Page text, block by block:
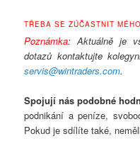
TŘEBA SE ZÚČASTNIT
Poznámka: Aktuálně je
dotazů kontaktujte
servis@wintraders.com.
Spojují nás podobné
podnikání a peníze,
Pokud je sdílíte také,